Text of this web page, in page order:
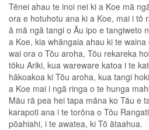
Tēnei ahau te inoi nei ki a Koe mā
ora e hotuhotu ana ki a Koe, mai i tō
ā mā ngā tangi o Āu ipo e tangiweto
a Koe, kia whāngaia ahau ki te
wai ora o Tōu aroha, Tōu rekareka
tōku Ariki, kua wareware katoa i te
hākoakoa ki Tōu aroha, kua tangi
a Koe mai i ngā ringa o te hunga
Māu rā pea hei tapa māna ko Tāu e
karapoti ana i te torōna o Tōu
pōahiahi, i te awatea, ki Tō ātaahua.